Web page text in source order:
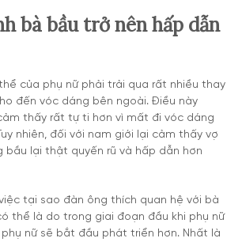
bà bầu trở nên hấp dẫn
của phụ nữ phải trải qua rất nhiều thay
đến vóc dáng bên ngoài. Điều này
thấy rất tự ti hơn vì mất đi vóc dáng
nhiên, đối với nam giới lại cảm thấy vợ
bầu lại thật quyến rũ và hấp dẫn hơn
tại sao đàn ông thích quan hệ với bà
thể là do trong giai đoạn đầu khi phụ nữ
nữ sẽ bắt đầu phát triển hơn. Nhất là